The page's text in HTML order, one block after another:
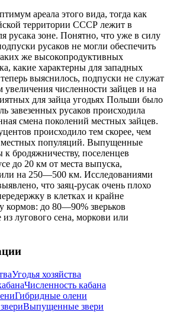
ареала этого вида, тогда как
территории СССР лежит в
русака зоне. Понятно, что уже в силу
русаков не могли обеспечить
же высокопродуктивных
какие характерны для западных
выяснилось, подпуски не служат
численности зайцев и на
для зайца угодьях Польши было
завезенных русаков происходила
смена поколений местных зайцев.
происходило тем скорее, чем
популяций. Выпущенные
бродяжничеству, поселенцев
до 20 км от места выпуска,
на 250—500 км. Исследованиями
что заяц-русак очень плохо
в клетках и крайне
кормов: до 80—90% зверьков
лугового сена, моркови или
Угодья хозяйства
Численность кабана
Гибридные олени
Выпущенные звери